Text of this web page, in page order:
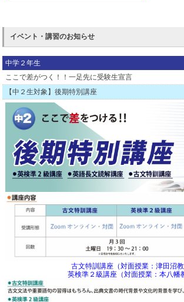
イベント・講習のお知らせ
中学２年生
ここで差がつく！！一足先に受験生宣言
【中２生対象】後期特別講座
古文特訓講座（対面授業：津田沼教
英検準２級講座（対面授業：本八幡